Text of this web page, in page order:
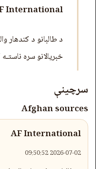
International
د طالبانو د کندهار
خبریالانو سره
سرچینې
Afghan sources
AF International
2026-07-02 09:50:52